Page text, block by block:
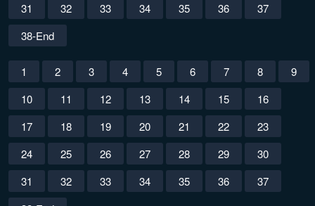
31
32 33 34 35 36
37
38-End
1 2 3 4 5 6 7 8
9
10
11 12 13 14 15
16
17
18 19 20 21 22
23
24
25 26 27 28 29
30
31
32 33 34 35 36
37